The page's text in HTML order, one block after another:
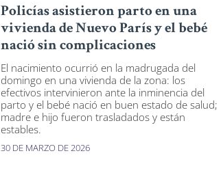
Policías asistieron parto en una
vivienda de Nuevo París y el bebé
nació sin complicaciones
El nacimiento ocurrió en la madrugada del
domingo en una vivienda de la zona: los
efectivos intervinieron ante la inminencia del
parto y el bebé nació en buen estado de salud;
madre e hijo fueron trasladados y están
estables.
30 DE MARZO DE 2026